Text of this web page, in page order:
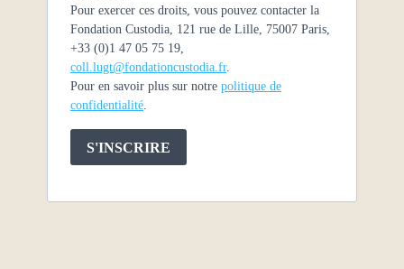
Pour exercer ces droits, vous pouvez contacter la
Fondation Custodia, 121 rue de Lille, 75007 Paris,
+33 (0)1 47 05 75 19,
coll.lugt@fondationcustodia.fr.
Pour en savoir plus sur notre politique de
confidentialité.
S'INSCRIRE